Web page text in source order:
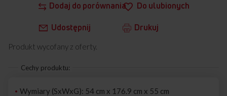
Dodaj do porównania Do ulubionych
Udostępnij Drukuj
Produkt wycofany z oferty.
Cechy produktu:
Wymiary (SxWxG): 54 cm x 176.9 cm x 55 cm